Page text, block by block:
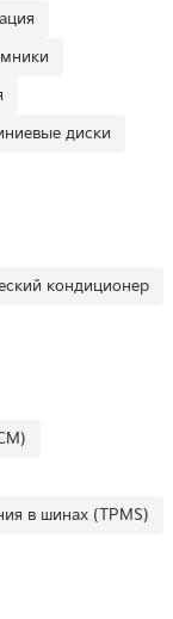
диски
кондиционер
в шинах (TPMS)